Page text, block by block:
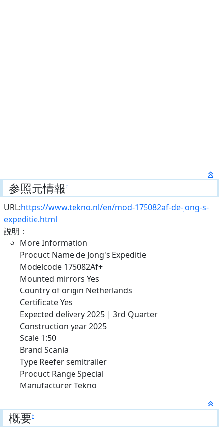
参照元情報†
URL:https://www.tekno.nl/en/mod-175082af-de-jong-s-
expeditie.html
説明：
More Information
Product Name de Jong's Expeditie
Modelcode 175082Af+
Mounted mirrors Yes
Country of origin Netherlands
Certificate Yes
Expected delivery 2025 | 3rd Quarter
Construction year 2025
Scale 1:50
Brand Scania
Type Reefer semitrailer
Product Range Special
Manufacturer Tekno
概要†